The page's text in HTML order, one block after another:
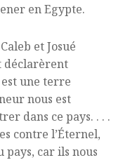
en Egypte.
et Josué
déclarèrent
une terre
nous est
dans ce pays. . . .
contre l’Éternel,
pays, car ils nous